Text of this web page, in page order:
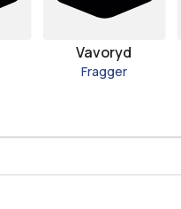
Vavoryd
Fragger